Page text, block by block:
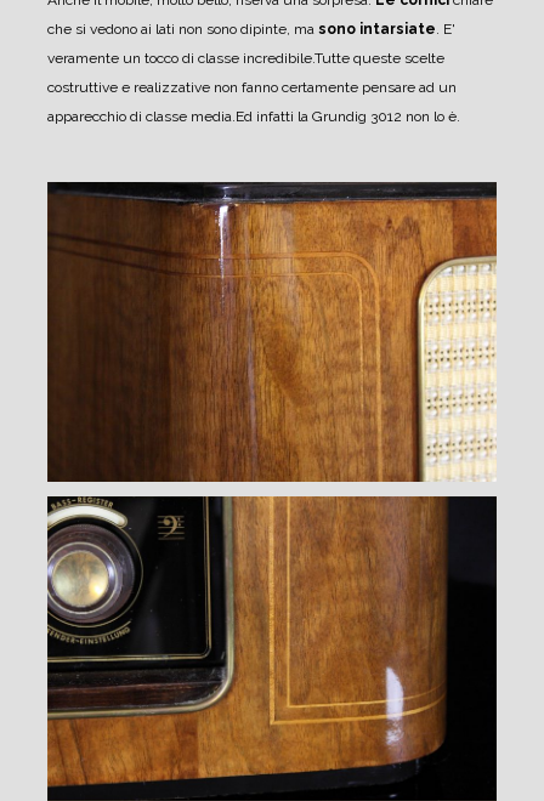
che si vedono ai lati non sono dipinte, ma sono intarsiate. E'
veramente un tocco di classe incredibile.Tutte queste scelte
costruttive e realizzative non fanno certamente pensare ad un
apparecchio di classe media.Ed infatti la Grundig 3012 non lo è.